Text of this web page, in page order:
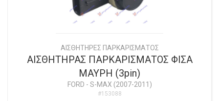
ΑΙΣΘΗΤΗΡΕΣ ΠΑΡΚΑΡΙΣΜΑΤΟΣ
ΑΙΣΘΗΤΗΡΑΣ ΠΑΡΚΑΡΙΣΜΑΤΟΣ ΦΙΣΑ
ΜΑΥΡΗ (3pin)
FORD - S-MAX (2007-2011)
#153088